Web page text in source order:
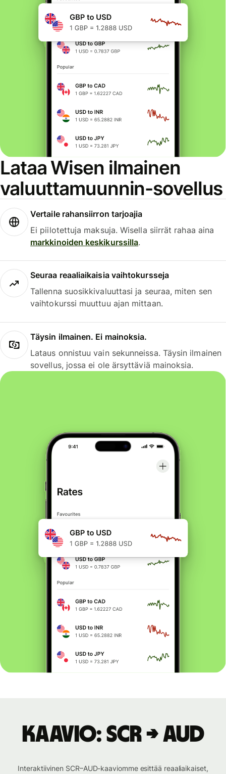
Lataa Wisen ilmainen
valuuttamuunnin-sovellus
Vertaile rahansiirron tarjoajia
Ei piilotettuja maksuja. Wisella siirrät rahaa aina
markkinoiden keskikurssilla.
Seuraa reaaliaikaisia vaihtokursseja
Tallenna suosikkivaluuttasi ja seuraa, miten sen
vaihtokurssi muuttuu ajan mittaan.
Täysin ilmainen. Ei mainoksia.
Lataus onnistuu vain sekunneissa. Täysin ilmainen
sovellus, jossa ei ole ärsyttäviä mainoksia.
Kaavio: SCR → AUD
Interaktiivinen SCR–AUD-kaaviomme esittää reaaliaikaiset,